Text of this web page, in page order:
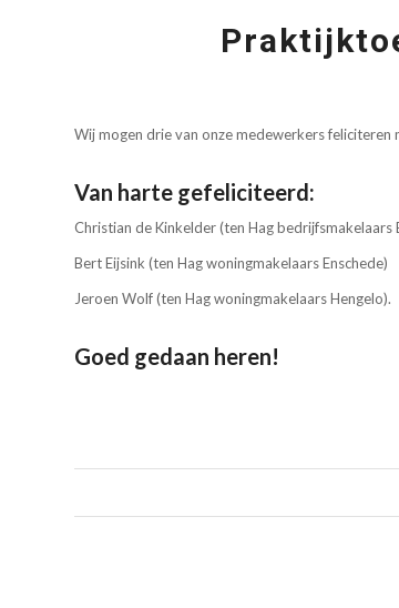
Wij mogen drie van onze medewerkers
Van harte gefeliciteerd:
Christian de Kinkelder (ten Hag bedrijfsmakelaars
Bert Eijsink (ten Hag woningmakelaars Enschede)
Jeroen Wolf (ten Hag woningmakelaars Hengelo).
Goed gedaan heren!